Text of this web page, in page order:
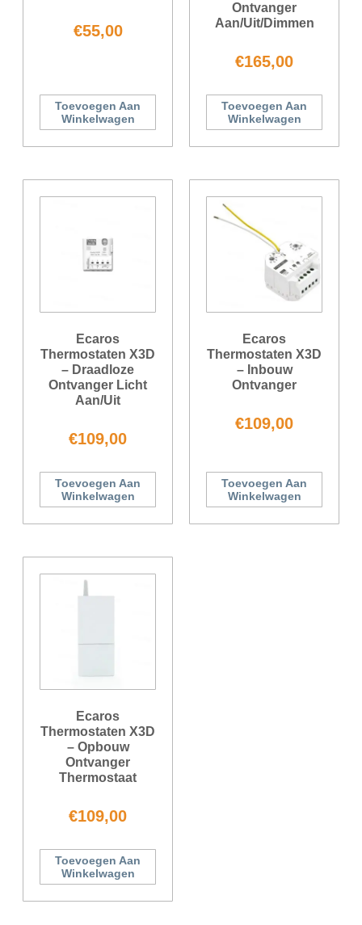
€55,00
Toevoegen Aan
Winkelwagen
Ontvanger
Aan/uit/dimmen
€165,00
Toevoegen Aan
Winkelwagen
Ecaros
Thermostaten X3D
– Draadloze
Ontvanger Licht
Aan/uit
€109,00
Toevoegen Aan
Winkelwagen
Ecaros
Thermostaten X3D
– Inbouw
Ontvanger
€109,00
Toevoegen Aan
Winkelwagen
Ecaros
Thermostaten X3D
– Opbouw
Ontvanger
Thermostaat
€109,00
Toevoegen Aan
Winkelwagen